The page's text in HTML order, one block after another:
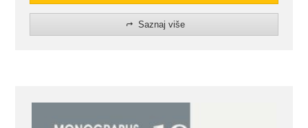
Saznaj više